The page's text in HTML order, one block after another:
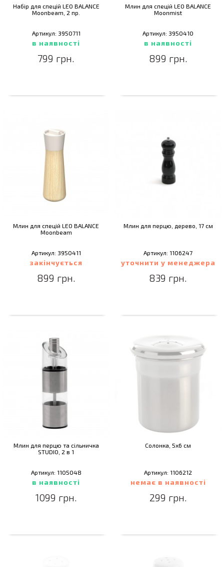
Набiр для спецiй LEO BALANCE
Moonbeam, 2 пр.
Артикул: 3950711
в наявності
799 грн.
Млин для спецій LEO BALANCE
Moonmist
Артикул: 3950410
в наявності
899 грн.
Млин для спецій LEO BALANCE
Moonbeam
Артикул: 3950411
закінчується
899 грн.
Млин для перцю, дерево, 17 см
Артикул: 1106247
уточнити у менеджера
839 грн.
Млин для перцю та сільничка
STUDIO, 2 в 1
Артикул: 1105048
в наявності
1099 грн.
Солонка, 5х6 см
Артикул: 1106212
немає в наявності
299 грн.